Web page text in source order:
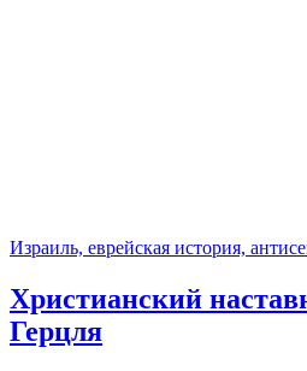
Израиль, еврейская история,
Христианский
Герцля